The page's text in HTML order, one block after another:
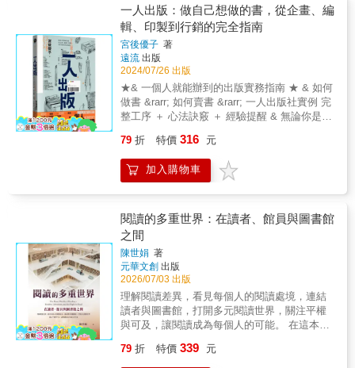
身邊。 ＊＊＊＊＊＊＊＊＊＊＊＊＊＊＊＊＊
＊＊＊＊＊＊＊＊＊＊＊＊＊＊＊ 邊囤邊推
薦。 ＊＊＊＊＊＊＊＊＊＊＊＊＊＊＊＊＊＊
＊＊＊＊＊＊＊＊＊＊＊＊＊＊ 作家、劇作家
&&&李屏瑤 作家&&&許俐葳 日本文化誌《秋刀
魚》總編輯&&&陳頤華&& 草率季創辦人&&&
黃偉倫 作家、平面設計師&&&Hally Chen
★ ★照片、插畫、空間平面圖完整呈現★ ★書
店成功的十項原則& 大公開！★ & 「正因為我
們處於數位時代，才會尋求跟有同樣嗜好的人
們有真實的體驗。能在書店經營上取得成功
的，是那些懂得善用這股潮流的店。」──曾任
英國書商協會主席，被譽為英國近年最成功的
獨立書店、石黑一雄也讚賞的書店「賈菲與尼
爾的書店」店主派屈克．尼爾（Patrick
Neale） & 書店不死的生長韌性，成就無法複
製的獨特魅力 作者清水玲奈遊訪過世界上
陳列觀察入圍，曾著有《旅讀書店：尋訪全球
最美的20間書店》（楓書坊，2013）、《書店
時光》系列（悅知文化，2016）等。 本書
美書店，從具代表性經典書店到極具特色的獨
立書店，包含附設咖啡廳的閱讀空間、以船改
建的水上書店、引發英國獨立書店復興契機的
傳奇書店、第一家販賣LGBTQ+書籍的書店、
在世界遺產植物園內，能盡情品味植物魅力的
書店等，也介紹英國書店的陳列技巧與小巧
思、甚至還有書目療法？！透過親身訪談店
主、結合照片與插畫空間平面圖，內容不僅深
珍貴指南，帶領愛書人們一同漫遊這十九家讓
一人出版：做自己想做的書，從企畫、編
輯、印製到行銷的完全指南
宮後優子 著
遠流 出版
2024/07/26 出版
★& 一個人就能辦到的出版實務指南 ★ & 如何
做書 &rarr; 如何賣書 &rarr; 一人出版社實例 完
整工序 ＋ 心法訣竅 ＋ 經驗提醒 & 無論你是一
織裡的小螺絲， 這本書也許幫得上忙！ & ▋
做自己想做的書，是多麼愉快啊！ ▋ 新世代族
群工作觀念益趨轉變，疫後企業經營模式更形
熟，創作與出書的門檻降低，一人出版成為許
多有志者的首要選項。 & 本書作者宮後優子為
日本資深出版人，擁有逾20年專業經驗，並曾
開設主題講座，累積無數出版個案問題。她以
此為基礎，整理出呼應實際需求、深具參考價
值的內容。 & 「做書的人做出自己衷心滿意的
書，傳遞給想閱讀這本書的讀者，推出在傳統
出版產業中難以發行的書，這就是本書的目
的。如此一來，精心製作的書籍將越來越多，
讀者越來越多，發行問世的書越來越多；一人
79 折 特價 316 元
加入購物車
閱讀的多重世界：在讀者、館員與圖書館
之間
陳世娟 著
元華文創 出版
2026/07/03 出版
理解閱讀差異，看見每個人的閱讀處境，連結
讀者與圖書館，打開多元閱讀世界，關注平權
與可及，讓閱讀成為每個人的可能。 在這本
開一本書，而是一段受到心理、文化與社會條
79 折 特價 339 元